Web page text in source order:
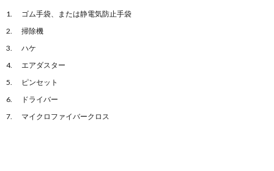
ゴム手袋、または静電気防止手袋
掃除機
ハケ
エアダスター
ピンセット
ドライバー
マイクロファイバークロス